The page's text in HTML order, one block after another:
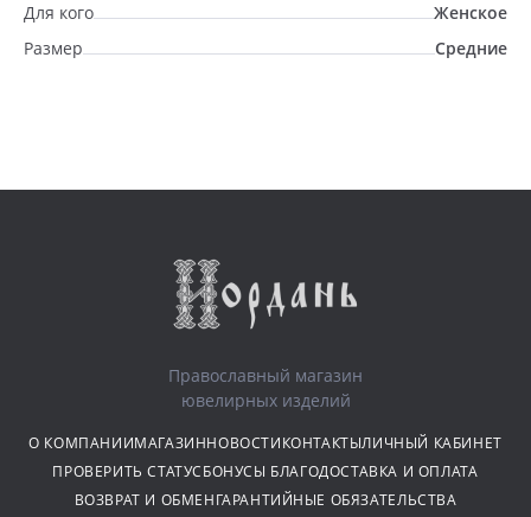
Для кого
Женское
Размер
Средние
Православный магазин
ювелирных изделий
О КОМПАНИИМАГАЗИННОВОСТИКОНТАКТЫЛИЧНЫЙ КАБИНЕТ
ПРОВЕРИТЬ СТАТУСБОНУСЫ БЛАГОДОСТАВКА И ОПЛАТА
ВОЗВРАТ И ОБМЕНГАРАНТИЙНЫЕ ОБЯЗАТЕЛЬСТВА